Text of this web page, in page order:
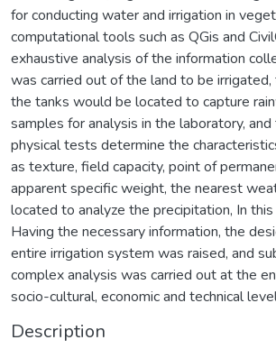
for conducting water and irrigation in
computational tools such as QGis and
exhaustive analysis of the information
was carried out of the land to be
the tanks would be located to capture
samples for analysis in the laboratory,
physical tests determine the
as texture, field capacity, point of
apparent specific weight, the nearest
located to analyze the precipitation, In this
Having the necessary information, the
entire irrigation system was raised, and
complex analysis was carried out at the
socio-cultural, economic and technical
Description